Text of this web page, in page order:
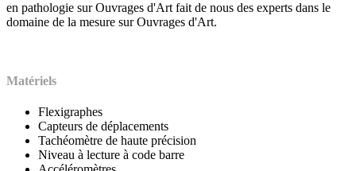
en pathologie sur Ouvrages d'Art fait de nous des experts dans le
domaine de la mesure sur Ouvrages d'Art.
Matériels
Flexigraphes
Capteurs de déplacements
Tachéomètre de haute précision
Niveau à lecture à code barre